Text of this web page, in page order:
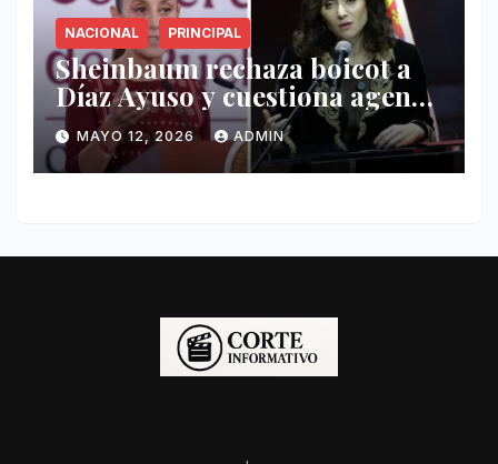
NACIONAL PRINCIPAL
Sheinbaum rechaza boicot a
Díaz Ayuso y cuestiona agenda
de funcionaria española
MAYO 12, 2026 ADMIN